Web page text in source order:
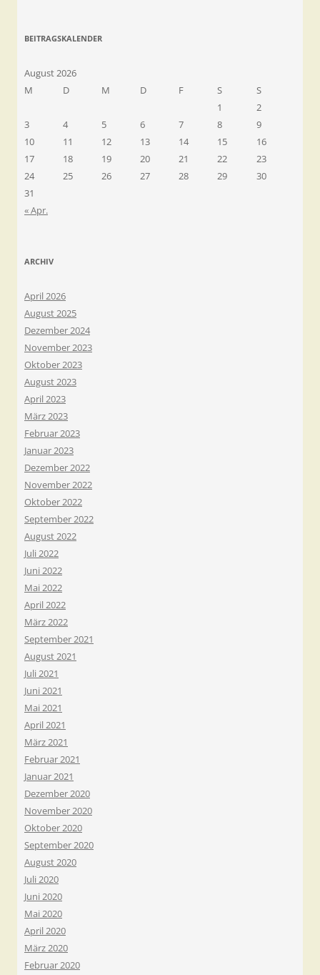
BEITRAGSKALENDER
August 2026
M
D M D F S
S
1
2
3
4 5 6 7 8
9
10
11 12 13 14 15
16
17
18 19 20 21 22
23
24
25 26 27 28 29
30
31
« Apr.
ARCHIV
April 2026
August 2025
Dezember 2024
November 2023
Oktober 2023
August 2023
April 2023
März 2023
Februar 2023
Januar 2023
Dezember 2022
November 2022
Oktober 2022
September 2022
August 2022
Juli 2022
Juni 2022
Mai 2022
April 2022
März 2022
September 2021
August 2021
Juli 2021
Juni 2021
Mai 2021
April 2021
März 2021
Februar 2021
Januar 2021
Dezember 2020
November 2020
Oktober 2020
September 2020
August 2020
Juli 2020
Juni 2020
Mai 2020
April 2020
März 2020
Februar 2020